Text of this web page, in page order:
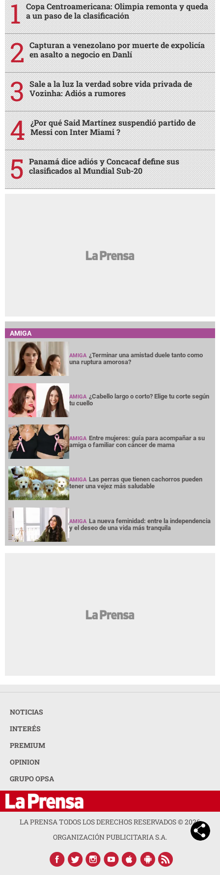
Copa Centroamericana: Olimpia remonta y queda
a un paso de la clasificación
Capturan a venezolano por muerte de expolicía
en asalto a negocio en Danlí
Sale a la luz la verdad sobre vida privada de
Vozinha: Adiós a rumores
¿Por qué Said Martínez suspendió partido de
Messi con Inter Miami ?
Panamá dice adiós y Concacaf define sus
clasificados al Mundial Sub-20
AMIGA
AMIGA ¿Terminar una amistad duele tanto como
una ruptura amorosa?
AMIGA ¿Cabello largo o corto? Elige tu corte según
tu cuello
AMIGA Entre mujeres: guía para acompañar a su
amiga o familiar con cáncer de mama
AMIGA Las perras que tienen cachorros pueden
tener una vejez más saludable
AMIGA La nueva feminidad: entre la independencia
y el deseo de una vida más tranquila
NOTICIAS
INTERÉS
PREMIUM
OPINION
GRUPO OPSA
LA PRENSA TODOS LOS DERECHOS RESERVADOS ©2026
ORGANIZACIÓN PUBLICITARIA S.A.